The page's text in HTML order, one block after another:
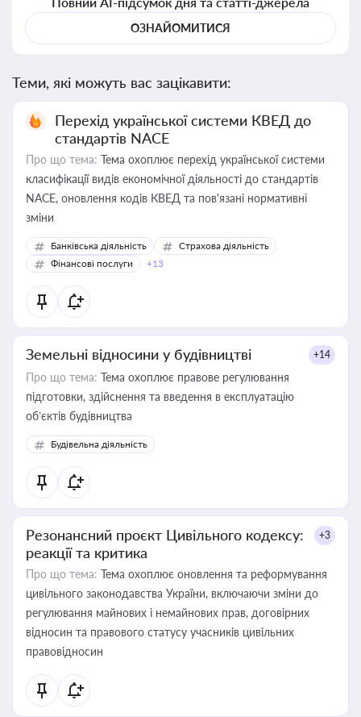
ОЗНАЙОМИТИСЯ
Теми, які можуть вас зацікавити:
Перехід української системи КВЕД до
стандартів NACE
Про що тема: Тема охоплює перехід української системи
класифікації видів економічної діяльності до стандартів
NACE, оновлення кодів КВЕД та пов'язані нормативні
зміни
Банківська діяльність
Страхова діяльність
Фінансові послуги
+13
Земельні відносини у будівництві +14
Про що тема: Тема охоплює правове регулювання
підготовки, здійснення та введення в експлуатацію
об’єктів будівництва
Будівельна діяльність
Резонансний проєкт Цивільного кодексу:
реакції та критика
+3
Про що тема: Тема охоплює оновлення та реформування
цивільного законодавства України, включаючи зміни до
регулювання майнових і немайнових прав, договірних
відносин та правового статусу учасників цивільних
правовідносин